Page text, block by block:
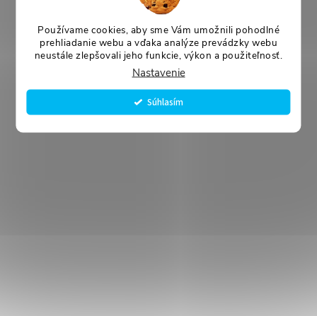
Používame cookies, aby sme Vám umožnili pohodlné
prehliadanie webu a vďaka analýze prevádzky webu
neustále zlepšovali jeho funkcie, výkon a použiteľnosť.
Nastavenie
Súhlasím